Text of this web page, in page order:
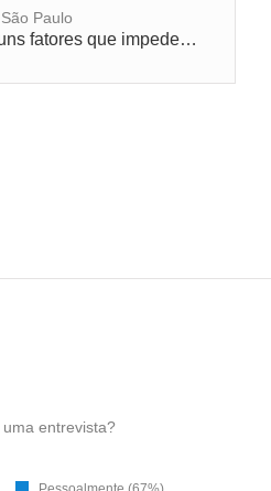
Paulo
A empresa possui uma ótima localização, porém, existem alguns fatores que impedem seu crescimento, e uma delas é falta de oportunidade para...
entrevista?